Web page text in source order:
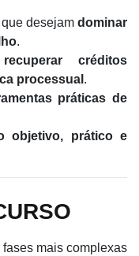
desejam dominar
.
recuperar créditos
processual .
práticas de
objetivo, prático e
mais complexas